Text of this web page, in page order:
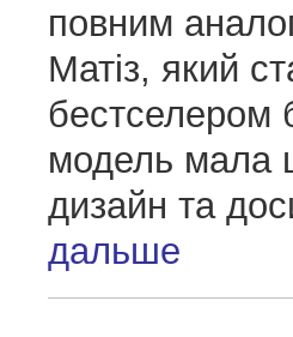
повним
Матіз, який
бестселером
модель мала
дизайн та
дальше